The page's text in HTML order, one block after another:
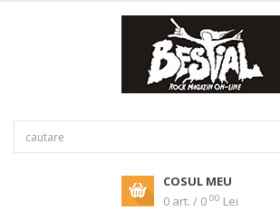
COSUL MEU
0 art. / 0 00 Lei